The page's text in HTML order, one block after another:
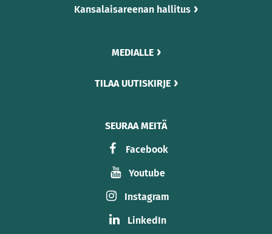
Kansalaisareenan hallitus
MEDIALLE
TILAA UUTISKIRJE
SEURAA MEITÄ
Facebook
Youtube
Instagram
LinkedIn